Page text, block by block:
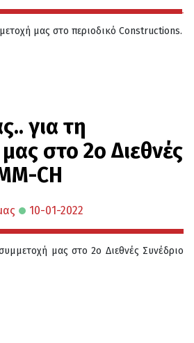
μας στο περιοδικό Constructions.
για τη
στο 2ο Διεθνές
CH
10-01-2022
μας στο 2ο Διεθνές Συνέδριο